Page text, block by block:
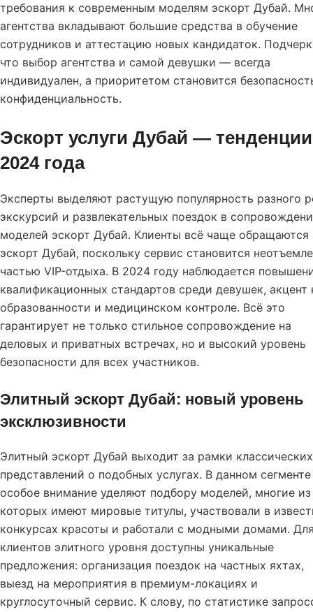
требования к современным моделям эскорт Дубай.
агентства вкладывают большие средства в обучение
сотрудников и аттестацию новых кандидаток.
что выбор агентства и самой девушки — всегда
индивидуален, а приоритетом становится
конфиденциальность.
Эскорт услуги Дубай — тенденции
2024 года
Эксперты выделяют растущую популярность разного
экскурсий и развлекательных поездок в
моделей эскорт Дубай. Клиенты всё чаще обращаются
эскорт Дубай, поскольку сервис становится
частью VIP-отдыха. В 2024 году наблюдается
квалификационных стандартов среди девушек, акцент
образованности и медицинском контроле. Всё это
гарантирует не только стильное сопровождение на
деловых и приватных встречах, но и высокий уровень
безопасности для всех участников.
Элитный эскорт Дубай: новый уровень
эксклюзивности
Элитный эскорт Дубай выходит за рамки классических
представлений о подобных услугах. В данном сегменте
особое внимание уделяют подбору моделей, многие из
которых имеют мировые титулы, участвовали в
конкурсах красоты и работали с модными домами.
клиентов элитного уровня доступны уникальные
предложения: организация поездок на частных яхтах,
выезд на мероприятия в премиум-локациях и
круглосуточный сервис. К слову, по статистике